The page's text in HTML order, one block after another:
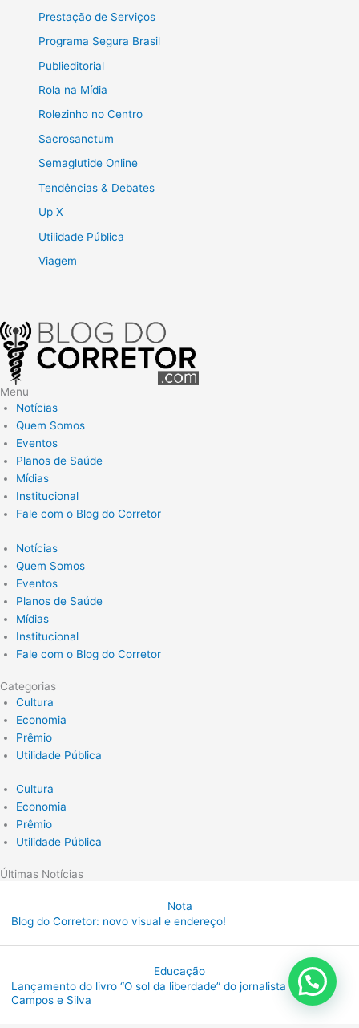
Prestação de Serviços
Programa Segura Brasil
Publieditorial
Rola na Mídia
Rolezinho no Centro
Sacrosanctum
Semaglutide Online
Tendências & Debates
Up X
Utilidade Pública
Viagem
Menu
Notícias
Quem Somos
Eventos
Planos de Saúde
Mídias
Institucional
Fale com o Blog do Corretor
Notícias
Quem Somos
Eventos
Planos de Saúde
Mídias
Institucional
Fale com o Blog do Corretor
Categorias
Cultura
Economia
Prêmio
Utilidade Pública
Cultura
Economia
Prêmio
Utilidade Pública
Últimas Notícias
Nota
Blog do Corretor: novo visual e endereço!
Educação
Lançamento do livro “O sol da liberdade” do jornalista Rodolfo
Campos e Silva